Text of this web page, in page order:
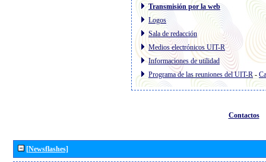
Transmisión por la web
Logos
Sala de redacción
Medios electrónicos UIT-R
Informaciones de utilidad
Programa de las reuniones del UIT-R-
Contactos
[Newsflashes]